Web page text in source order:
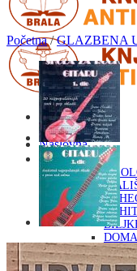
Naslovna
KNJIGE
OD
DO
Početna / GLAZBENA